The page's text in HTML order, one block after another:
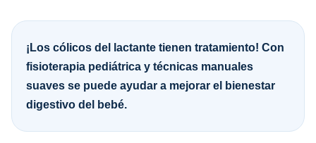
¡Los cólicos del lactante tienen tratamiento! Con
fisioterapia pediátrica y técnicas manuales
suaves se puede ayudar a mejorar el bienestar
digestivo del bebé.